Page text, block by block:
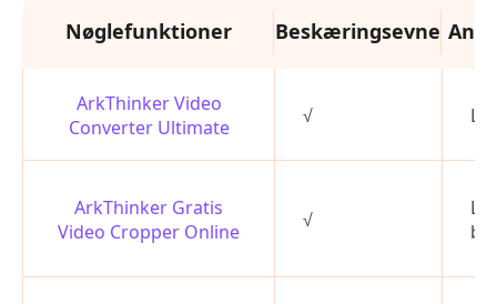
Nøglefunktioner Beskæringsevne
ArkThinker Video
Converter Ultimate
√
ArkThinker Gratis
Video Cropper Online
√